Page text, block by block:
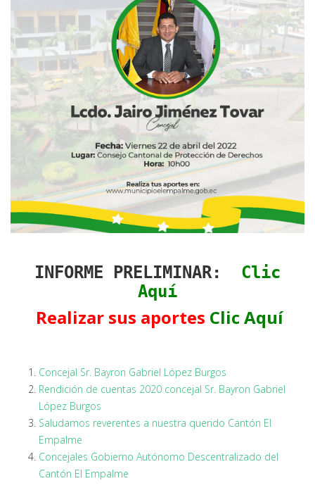
INFORME PRELIMINAR:
Clic
Aquí
Realizar sus aportes Clic Aquí
Concejal Sr. Bayron Gabriel López Burgos
Rendición de cuentas 2020 concejal Sr. Bayron Gabriel
López Burgos
Saludamos reverentes a nuestra querido Cantón El
Empalme
Concejales Gobierno Autónomo Descentralizado del
Cantón El Empalme